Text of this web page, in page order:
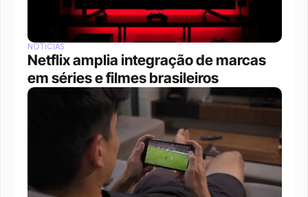
NOTÍCIAS
Netflix amplia integração de marcas
em séries e filmes brasileiros